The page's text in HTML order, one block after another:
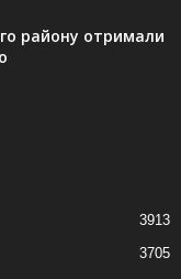
району отримали
3913
3705